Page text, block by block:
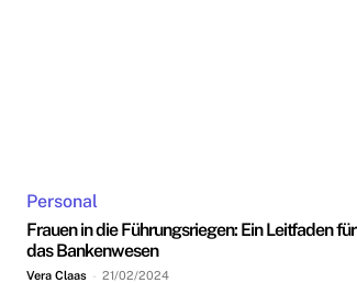
Personal
Frauen in die Führungsriegen: Ein Leitfaden für
das Bankenwesen
Vera Claas - 21/02/2024